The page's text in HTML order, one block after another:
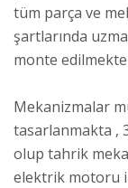
tüm parça ve
şartlarında
monte
Mekanizmalar
tasarlanmakta ,
olup tahrik
elektrik motoru